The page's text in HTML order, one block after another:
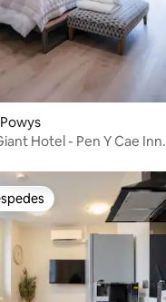
Hotel - Pen Y Cae Inn.